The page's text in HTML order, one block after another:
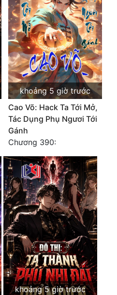
khoảng 5 giờ trước
Cao Võ: Hack Ta Tới Mở,
Tác Dụng Phụ Ngươi Tới
Gánh
Chương 390:
khoảng 5 giờ trước